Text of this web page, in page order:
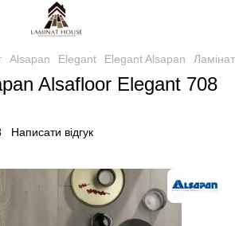
Alsapan Elegant Elegant Alsapan
Alsafloor Elegant 708
Написати відгук